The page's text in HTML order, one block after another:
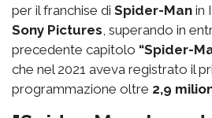
per il franchise di Spider-Man in
Sony Pictures, superando in
precedente capitolo “Spider-
che nel 2021 aveva registrato il
programmazione oltre 2,9